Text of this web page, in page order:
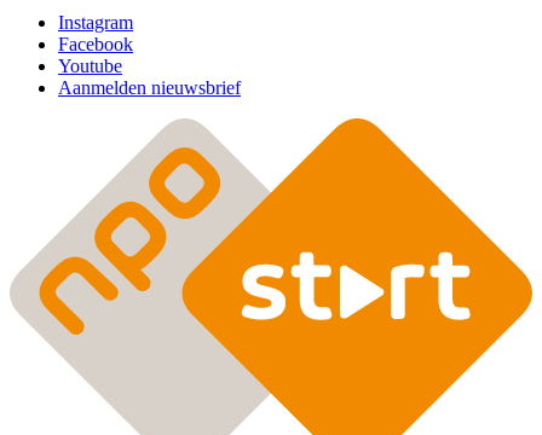
Instagram
Facebook
Youtube
Aanmelden nieuwsbrief